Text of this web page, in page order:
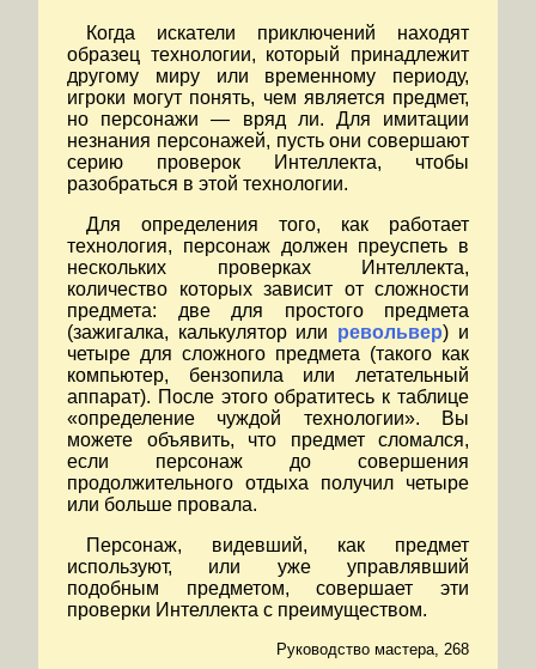
Когда искатели приключений находят
образец технологии, который принадлежит
другому миру или временному периоду,
игроки могут понять, чем является предмет,
но персонажи — вряд ли. Для имитации
незнания персонажей, пусть они совершают
серию проверок Интеллекта, чтобы
разобраться в этой технологии.
Для определения того, как работает
технология, персонаж должен преуспеть в
нескольких проверках Интеллекта,
количество которых зависит от сложности
предмета: две для простого предмета
(зажигалка, калькулятор или револьвер) и
четыре для сложного предмета (такого как
компьютер, бензопила или летательный
аппарат). После этого обратитесь к таблице
«определение чуждой технологии». Вы
можете объявить, что предмет сломался,
если персонаж до совершения
продолжительного отдыха получил четыре
или больше провала.
Персонаж, видевший, как предмет
используют, или уже управлявший
подобным предметом, совершает эти
проверки Интеллекта с преимуществом.
Руководство мастера, 268